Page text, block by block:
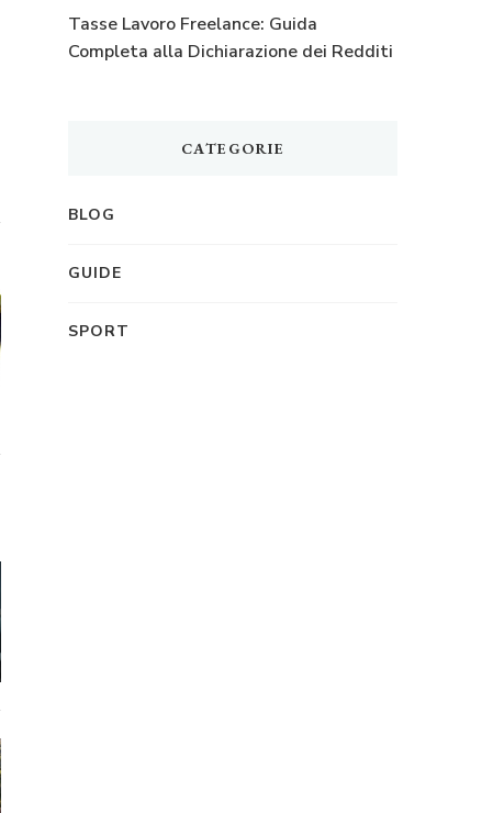
Tasse Lavoro Freelance: Guida
Completa alla Dichiarazione dei Redditi
CATEGORIE
BLOG
GUIDE
SPORT